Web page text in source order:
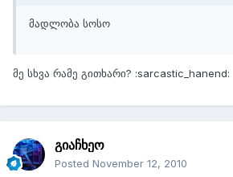
მადლობა სოსო
მე სხვა რამე გითხარი? :sarcastic_hanend:
გიაჩხეო
Posted November 12, 2010